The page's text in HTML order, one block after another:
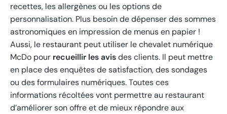
recettes, les allergènes ou les options de
personnalisation. Plus besoin de dépenser des sommes
astronomiques en impression de menus en papier !
Aussi, le restaurant peut utiliser le chevalet numérique
McDo pour recueillir les avisdes clients. Il peut mettre
en place des enquêtes de satisfaction, des sondages
ou des formulaires numériques. Toutes ces
informations récoltées vont permettre au restaurant
d’améliorer son offre et de mieux répondre aux